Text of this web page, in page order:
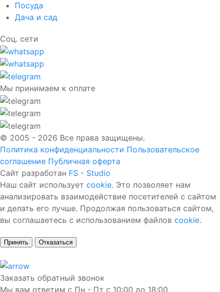
Посуда
Дача и сад
Соц. сети
Мы принимаем к оплате
© 2005 - 2026 Все права защищены.
Политика конфиденциальности Пользовательское
соглашение Публичная оферта
Сайт разработан FS - Studio
Наш сайт использует cookie. Это позволяет нам
анализировать взаимодействие посетителей с сайтом
и делать его лучше. Продолжая пользоваться сайтом,
вы соглашаетесь с использованием файлов cookie.
Принять Отказаться
Заказать обратный звонок
Мы вам ответим с Пн - Пт с 10:00 до 18:00